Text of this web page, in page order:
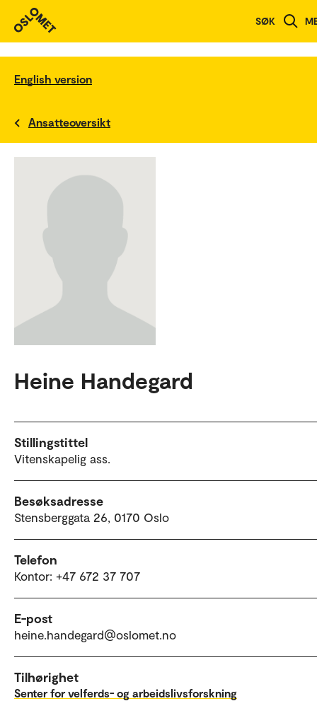
SØK
English version
Ansatteoversikt
Heine Handegard
Stillingstittel
Vitenskapelig ass.
Besøksadresse
Stensberggata 26, 0170 Oslo
Telefon
Kontor: +47 672 37 707
E-post
heine.handegard@oslomet.no
Tilhørighet
Senter for velferds- og arbeidslivsforskning